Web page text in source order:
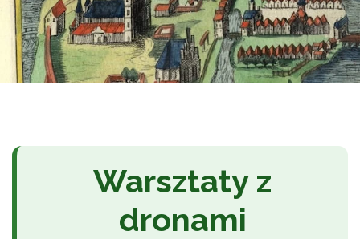
Warsztaty z
dronami